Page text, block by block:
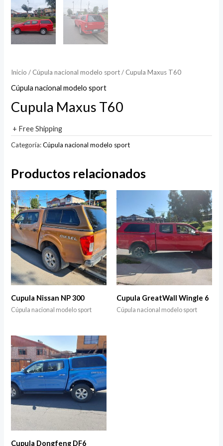
Inicio / Cúpula nacional modelo sport/ Cupula Maxus T60
Cúpula nacional modelo sport
Cupula Maxus T60
+ Free Shipping
Categoría:Cúpula nacional modelo sport
Productos relacionados
Cupula Nissan NP 300
Cúpula nacional modelo sport
Cupula GreatWall Wingle 6
Cúpula nacional modelo sport
Cupula Dongfeng DF6